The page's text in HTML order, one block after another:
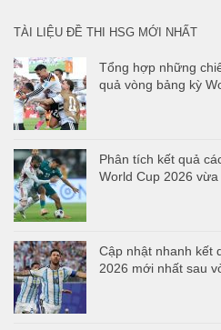
TÀI LIỆU ĐỀ THI HSG MỚI NHẤT
Tổng hợp những
quả vòng bảng kỳ
Phân tích kết quả
World Cup 2026
Cập nhật nhanh kết
2026 mới nhất sau